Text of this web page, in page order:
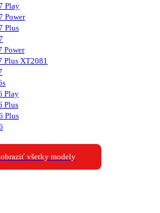
Play
Power
Plus
Power
Plus XT2081
Play
Plus
Plus
všetky modely